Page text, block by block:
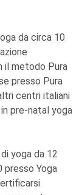
da circa 10
il metodo Pura
presso Pura
centri italiani
pre-natal yoga
yoga da 12
presso Yoga